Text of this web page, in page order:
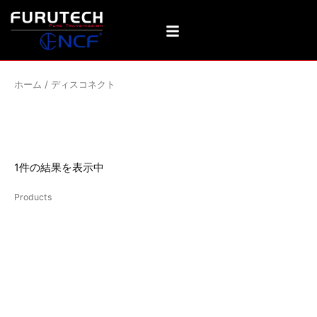
ス
ホーム / ディスコネクト
1件の結果を表示中
Products